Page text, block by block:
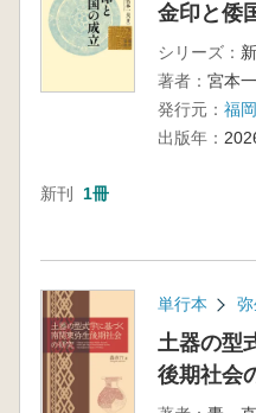
金印と倭
シリーズ：
著者： 宮本
発行元： 福
出版年：
新刊 1冊
単行本
土器の型
後期社会